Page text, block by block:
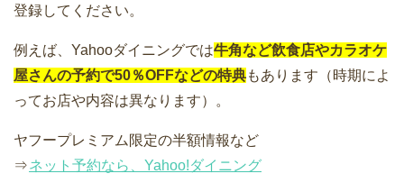
登録してください。
例えば、Yahooダイニングでは牛角など飲食店やカラオケ
屋さんの予約で50％OFFなどの特典もあります（時期によ
ってお店や内容は異なります）。
ヤフープレミアム限定の半額情報など
⇒ネット予約なら、Yahoo!ダイニング